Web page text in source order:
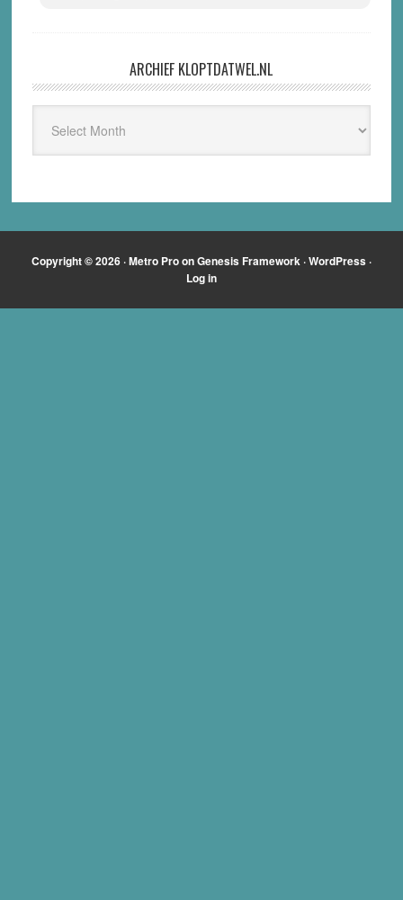
ARCHIEF KLOPTDATWEL.NL
Kloptdatwel.nl
Copyright © 2026 ·Metro ProonGenesis Framework ·WordPress ·
Log in